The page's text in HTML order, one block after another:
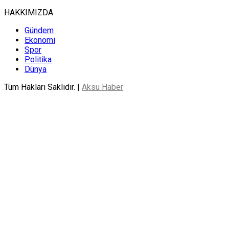
HAKKIMIZDA
Gündem
Ekonomi
Spor
Politika
Dünya
Tüm Hakları Saklıdır. | Aksu Haber